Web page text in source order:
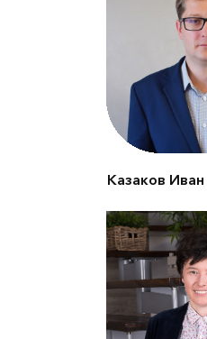
по
охране
среды и
Казаков